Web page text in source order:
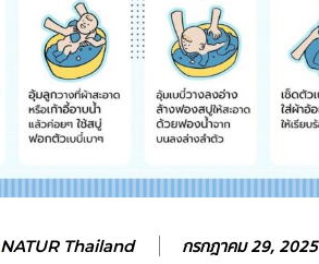
NATUR Thailand กรกฎาคม 29, 2025